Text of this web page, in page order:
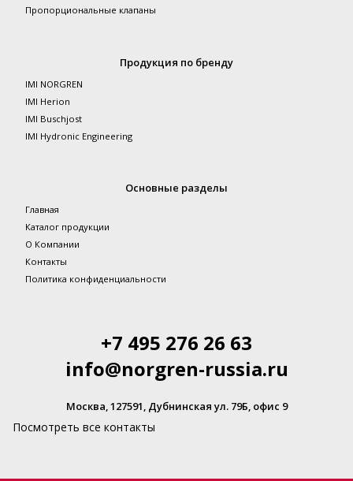
Пропорциональные клапаны
Продукция по бренду
IMI NORGREN
IMI Herion
IMI Buschjost
IMI Hydronic Engineering
Основные разделы
Главная
Каталог продукции
О Компании
Контакты
Политика конфиденциальности
+7 495 276 26 63
info@norgren-russia.ru
Москва, 127591, Дубнинская ул. 79Б, офис 9
Посмотреть все контакты